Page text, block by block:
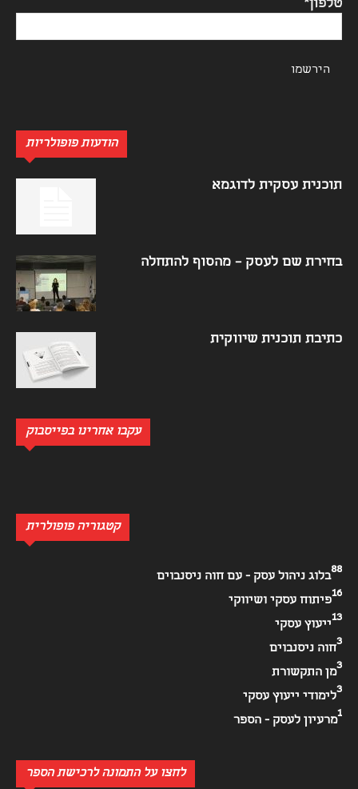
טלפון*
הודעות פופולריות
תוכנית עסקית לדוגמא
בחירת שם לעסק – מהסוף להתחלה
כתיבת תוכנית שיווקית
עקבו אחרינו בפייסבוק
קטגוריה פופולרית
בלוג ניהול עסק - עם חוה ניסנבוים
88
פיתוח עסקי ושיווקי
16
ייעוץ עסקי
13
חוה ניסנבוים
3
מן התקשורת
3
לימודי ייעוץ עסקי
3
מרעיון לעסק - הספר
1
לחצו על התמונה לרכישת הספר